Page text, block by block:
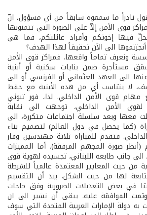
قول نادراً ما سمعوه سابقاً من أي مسؤول، انّ
قوى الأمن إلاّ على الصورة التي تتمنونها
فيها إخوتكم وأفراد عائلتكم، فما هي
الى الآن تحقيقاً لهذا الهدف؟
ونعرف تماماً واقعها. فمراكز قوى الأمن
مستأجرة ضمن بنايات سكنية أو أبنية
الى العهد العثماني أو الفرنسي أو الى
لا يتناسب أي من هذه الأبنية مع حفظ
مهام قوى الأمن الداخلي. لذا، فور تبوئي
الأمن الداخلي، توجهت الى نقابة
معها وبعد سلسلة اجتماعات متكررة، الى
(كما يحصل في دول العالم) لتصميم بناء
فتقدم للمباراة ثلاثة مهندسين وفاز
صورة المجسّم المرفقة). أما المميزات
جانب طابعه اللبناني، تجسيده لهوية قوى
من حيث المعايير المعتمدة عالمياً للشرطة
لها من حيث الشكل. بيد أن التقسيم
في بعض التعديلات الضرورية وفق حاجات
الموافقة عليه. يبقى أن نشير الى ان
دولة الإمارات العربية المتحدة التي سوف